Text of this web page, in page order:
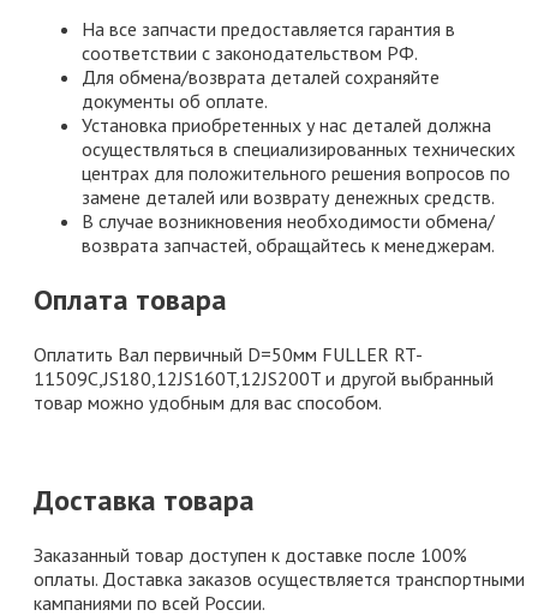
На все запчасти предоставляется гарантия в
соответствии с законодательством РФ.
Для обмена/возврата деталей сохраняйте
документы об оплате.
Установка приобретенных у нас деталей должна
осуществляться в специализированных технических
центрах для положительного решения вопросов по
замене деталей или возврату денежных средств.
В случае возникновения необходимости обмена/
возврата запчастей, обращайтесь к менеджерам.
Оплата товара
Оплатить Вал первичный D=50мм FULLER RT-
11509C,JS180,12JS160T,12JS200T и другой выбранный
товар можно удобным для вас способом.
Доставка товара
Заказанный товар доступен к доставке после 100%
оплаты. Доставка заказов осуществляется транспортными
кампаниями по всей России.